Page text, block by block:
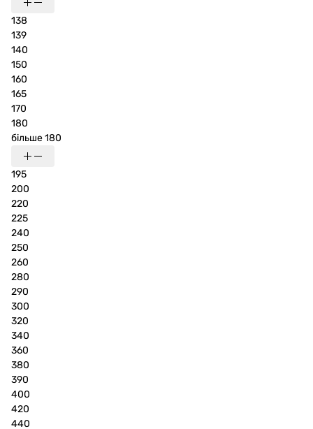
138
139
140
150
160
165
170
180
більше 180
195
200
220
225
240
250
260
280
290
300
320
340
360
380
390
400
420
440